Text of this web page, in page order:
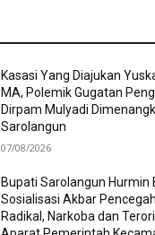
Kasasi Yang Diajukan
MA, Polemik Gugatan
Dirpam Mulyadi
Sarolangun
07/08/2026
Bupati Sarolangun Hurmin
Sosialisasi Akbar
Radikal, Narkoba dan